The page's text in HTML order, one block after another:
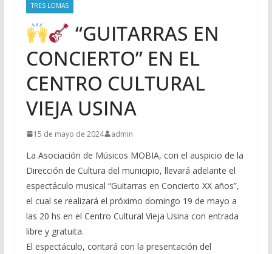
TRES LOMAS
“GUITARRAS EN
CONCIERTO” EN EL
CENTRO CULTURAL
VIEJA USINA
15 de mayo de 2024 admin
La Asociación de Músicos MOBIA, con el auspicio de la
Dirección de Cultura del municipio, llevará adelante el
espectáculo musical “Guitarras en Concierto XX años”,
el cual se realizará el próximo domingo 19 de mayo a
las 20 hs en el Centro Cultural Vieja Usina con entrada
libre y gratuita.
El espectáculo, contará con la presentación del